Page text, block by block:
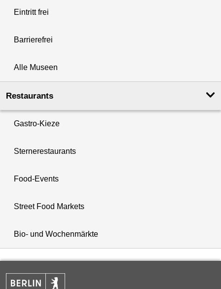
Eintritt frei
Barrierefrei
Alle Museen
Restaurants
Gastro-Kieze
Sternerestaurants
Food-Events
Street Food Markets
Bio- und Wochenmärkte